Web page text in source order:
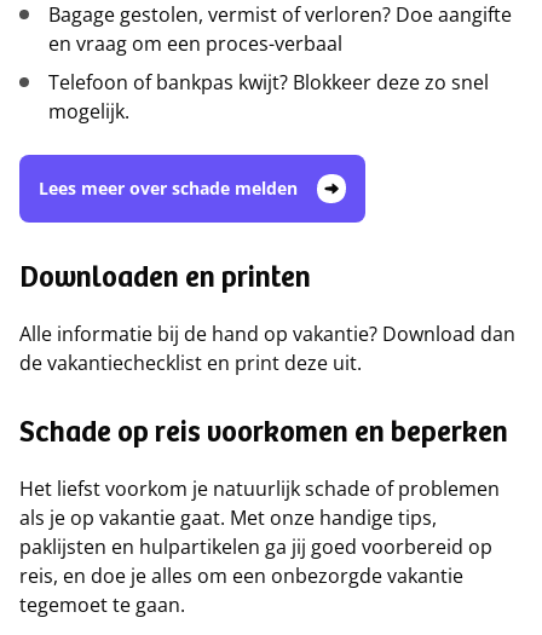
Bagage gestolen, vermist of verloren? Doe aangifte
en vraag om een proces-verbaal
Telefoon of bankpas kwijt? Blokkeer deze zo snel
mogelijk.
Lees meer over schade melden
Downloaden en printen
Alle informatie bij de hand op vakantie? Download dan
de vakantiechecklist en print deze uit.
Schade op reis voorkomen en beperken
Het liefst voorkom je natuurlijk schade of problemen
als je op vakantie gaat. Met onze handige tips,
paklijsten en hulpartikelen ga jij goed voorbereid op
reis, en doe je alles om een onbezorgde vakantie
tegemoet te gaan.